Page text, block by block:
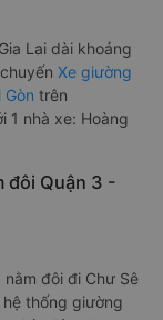
Lai dài khoảng
Xe giường
trên
1 nhà xe: Hoàng
đôi Quận 3 -
đôi đi Chư Sê
hệ thống giường